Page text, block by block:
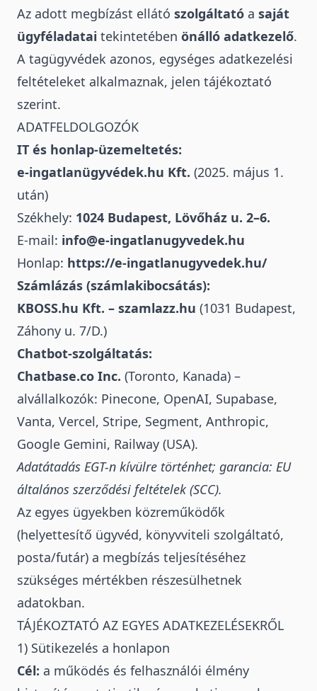
Az adott megbízást ellátó szolgáltató a saját
ügyféladatai tekintetében önálló adatkezelő.
A tagügyvédek azonos, egységes adatkezelési
feltételeket alkalmaznak, jelen tájékoztató
szerint.
ADATFELDOLGOZÓK
IT és honlap-üzemeltetés:
e-ingatlanügyvédek.hu Kft. (2025. május 1.
után)
Székhely: 1024 Budapest, Lövőház u. 2–6.
E-mail: info@e-ingatlanugyvedek.hu
Honlap: https://e-ingatlanugyvedek.hu/
Számlázás (számlakibocsátás):
KBOSS.hu Kft. – szamlazz.hu (1031 Budapest,
Záhony u. 7/D.)
Chatbot-szolgáltatás:
Chatbase.co Inc. (Toronto, Kanada) –
alvállalkozók: Pinecone, OpenAI, Supabase,
Vanta, Vercel, Stripe, Segment, Anthropic,
Google Gemini, Railway (USA).
Adatátadás EGT-n kívülre történhet; garancia: EU
általános szerződési feltételek (SCC).
Az egyes ügyekben közreműködők
(helyettesítő ügyvéd, könyvviteli szolgáltató,
posta/futár) a megbízás teljesítéséhez
szükséges mértékben részesülhetnek
adatokban.
TÁJÉKOZTATÓ AZ EGYES ADATKEZELÉSEKRŐL
1) Sütikezelés a honlapon
Cél: a működés és felhasználói élmény